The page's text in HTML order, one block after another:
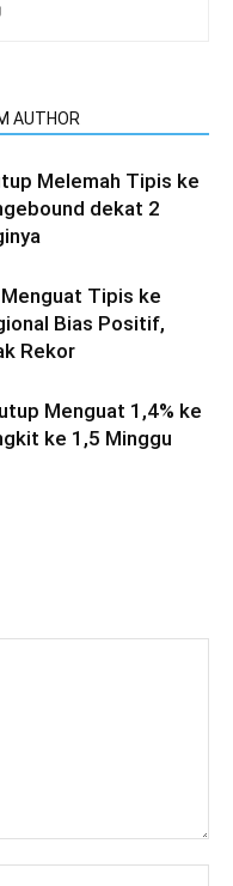
AUTHOR
Melemah Tipis ke
dekat 2
Menguat Tipis ke
Bias Positif,
Rekor
Menguat 1,4% ke
ke 1,5 Minggu